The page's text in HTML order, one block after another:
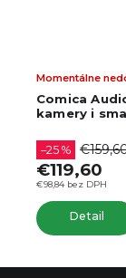
Comica
kamery i
Momentálne
€98,84 bez DPH
–25 %
€119,60
Detail